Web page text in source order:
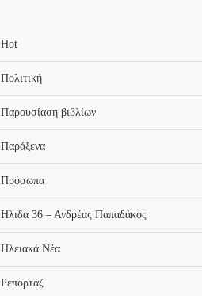
Hot
Πολιτική
Παρουσίαση βιβλίων
Παράξενα
Πρόσωπα
Ηλιδα 36 – Ανδρέας Παπαδάκος
Ηλειακά Νέα
Ρεπορτάζ